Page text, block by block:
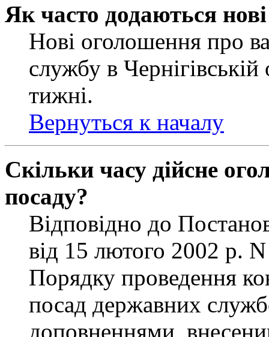
Як часто додаються
Нові оголошення про
службу в
тижні.
Вернуться к началу
Скільки часу дійсне
посаду?
Відповідно до
від 15 лютого 2002 р.
Порядку проведення
посад державних
доповненнями,